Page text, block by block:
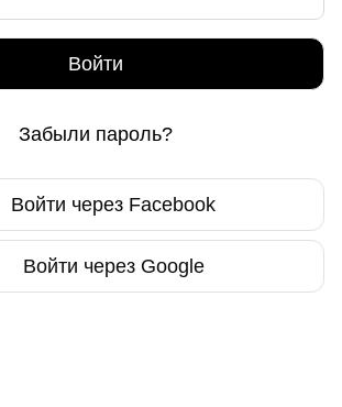
Войти
Забыли пароль?
Войти через Facebook
Войти через Google